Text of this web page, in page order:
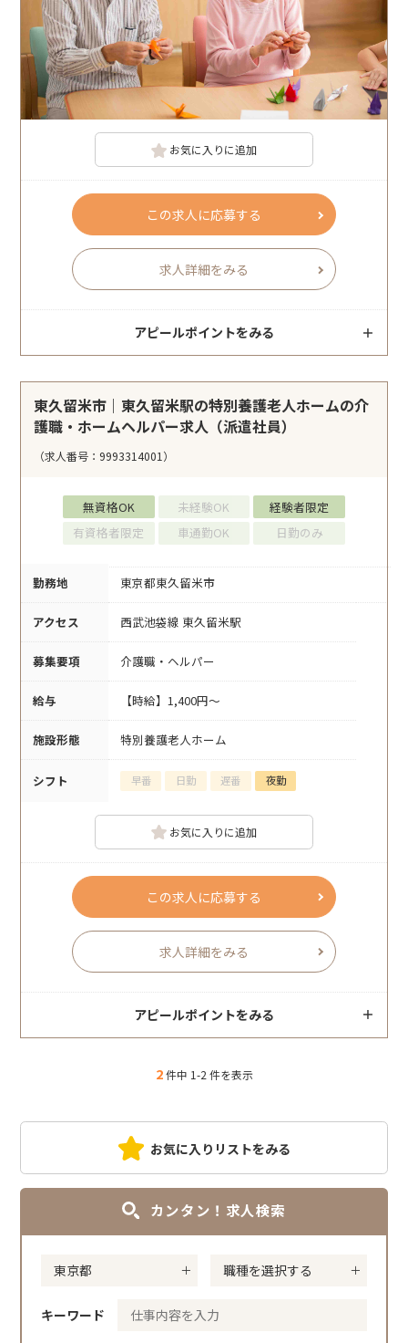
お気に入りに追加
この求人に応募する
求人詳細をみる
アピールポイントをみる
東久留米市｜東久留米駅の特別養護老人ホームの介
護職・ホームヘルパー求人（派遣社員）
（求人番号：9993314001）
無資格OK 未経験OK
経験者限定
有資格者限定
車通勤OK 日勤のみ
勤務地 東京都東久留米市
アクセス 西武池袋線 東久留米駅
募集要項 介護職・ヘルパー
給与 【時給】1,400円～
施設形態 特別養護老人ホーム
シフト 早番 日勤 遅番 夜勤
お気に入りに追加
この求人に応募する
求人詳細をみる
アピールポイントをみる
2件中 1-2 件を表示
お気に入りリストをみる
カンタン！求人検索
キーワード